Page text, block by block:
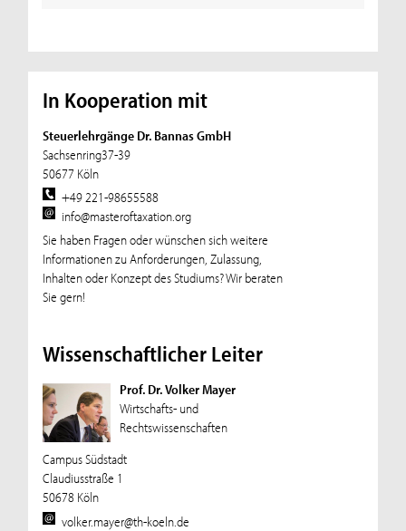
In Kooperation mit
Steuerlehrgänge Dr. Bannas GmbH
Sachsenring37-39
50677 Köln
+49 221-98655588
info@masteroftaxation.org
Sie haben Fragen oder wünschen sich weitere
Informationen zu Anforderungen, Zulassung,
Inhalten oder Konzept des Studiums? Wir beraten
Sie gern!
Wissenschaftlicher Leiter
Prof. Dr. Volker Mayer
Wirtschafts- und
Rechtswissenschaften
Campus Südstadt
Claudiusstraße 1
50678 Köln
volker.mayer@th-koeln.de